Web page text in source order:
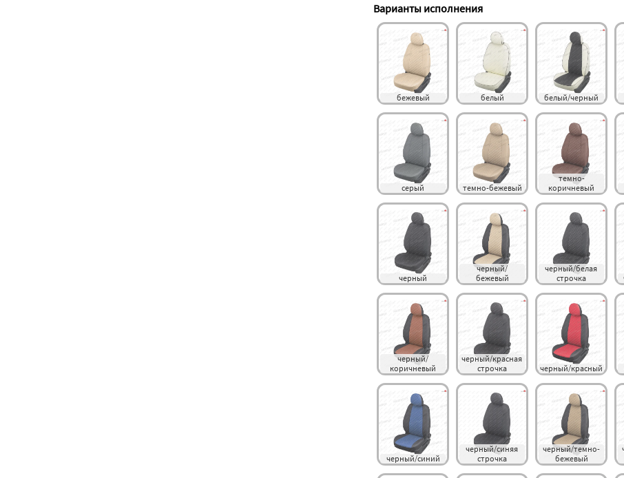
Варианты исполнения
бежевый белый белый/черный
серый темно-бежевый
темно-
коричневый
черный
черный/
бежевый
черный/белая
строчка
черный/
коричневый
черный/красная
строчка
черный/красный
черный/синий
черный/синяя
строчка
черный/темно-
бежевый